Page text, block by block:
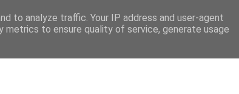
to analyze traffic. Your IP address and user-agent
metrics to ensure quality of service, generate usage